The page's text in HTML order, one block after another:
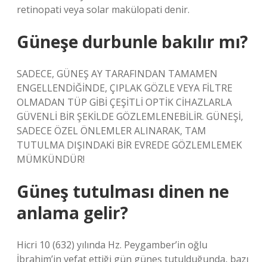
retinopati veya solar makülopati denir.
Güneşe durbunle bakılır mı?
SADECE, GÜNEŞ AY TARAFINDAN TAMAMEN
ENGELLENDİĞİNDE, ÇIPLAK GÖZLE VEYA FİLTRE
OLMADAN TÜP GİBİ ÇEŞİTLİ OPTİK CİHAZLARLA
GÜVENLİ BİR ŞEKİLDE GÖZLEMLENEBİLİR. GÜNEŞİ,
SADECE ÖZEL ÖNLEMLER ALINARAK, TAM
TUTULMA DIŞINDAKİ BİR EVREDE GÖZLEMLEMEK
MÜMKÜNDÜR!
Güneş tutulması dinen ne
anlama gelir?
Hicri 10 (632) yılında Hz. Peygamber’in oğlu
İbrahim’in vefat ettiği gün güneş tutulduğunda, bazı